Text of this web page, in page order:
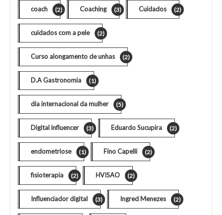
coach (2) Coaching (3) Cuidados (2)
cuidados com a pele (2)
Curso alongamento de unhas (2)
D.A Gastronomia (1)
dia internacional da mulher (5)
Digital influencer (3) Eduardo Sucupira (2)
endometriose (1) Fino Capelli (2)
fisioterapia (2) HVISAO (2)
Influenciador digital (3) Ingred Menezes (2)